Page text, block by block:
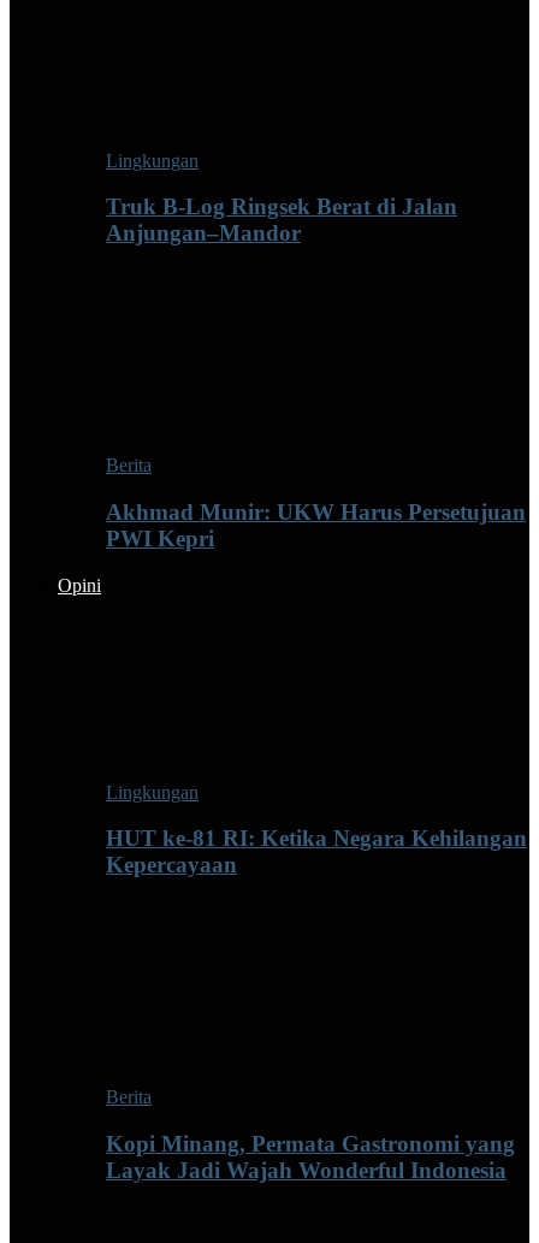
Lingkungan
Truk B-Log Ringsek Berat di Jalan
Anjungan–Mandor
Berita
Akhmad Munir: UKW Harus Persetujuan
PWI Kepri
Opini
Lingkungan
HUT ke-81 RI: Ketika Negara Kehilangan
Kepercayaan
Berita
Kopi Minang, Permata Gastronomi yang
Layak Jadi Wajah Wonderful Indonesia